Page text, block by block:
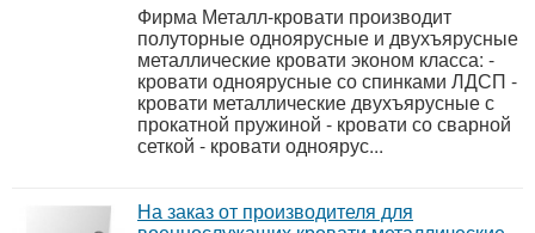
Фирма Металл-кровати производит
полуторные одноярусные и двухъярусные
металлические кровати эконом класса: -
кровати одноярусные со спинками ЛДСП -
кровати металлические двухъярусные с
прокатной пружиной - кровати со сварной
сеткой - кровати одноярус...
На заказ от производителя для